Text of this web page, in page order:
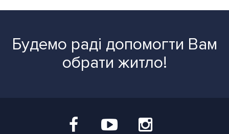
Будемо раді допомогти Вам
обрати житло!